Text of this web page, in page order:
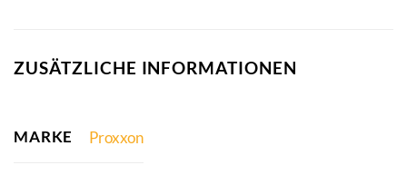
ZUSÄTZLICHE INFORMATIONEN
MARKE Proxxon